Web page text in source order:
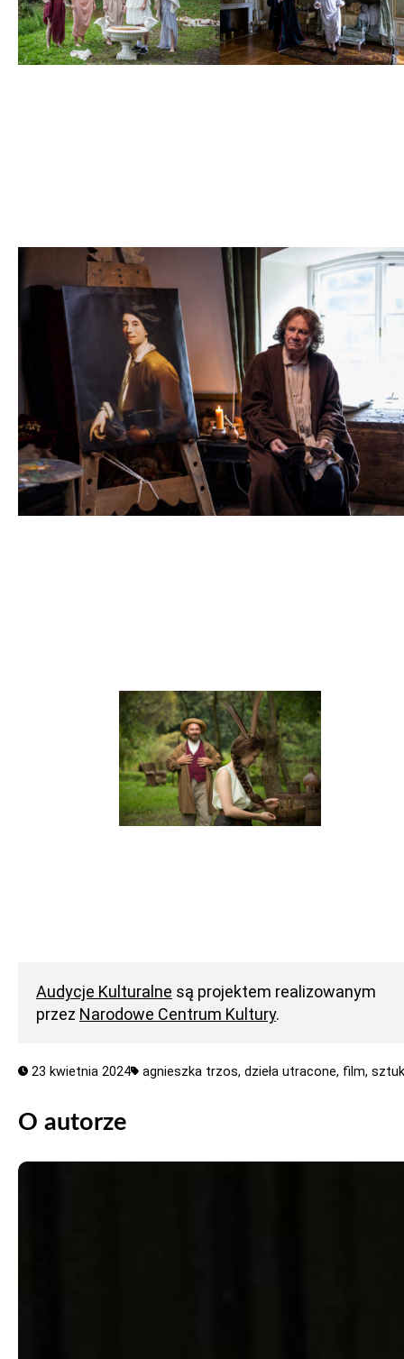
Audycje Kulturalne są projektem realizowanym
przez Narodowe Centrum Kultury.
23 kwietnia 2024 agnieszka trzos,dzieła utracone, film,
O autorze